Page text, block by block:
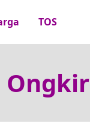
TOS
Ongkir